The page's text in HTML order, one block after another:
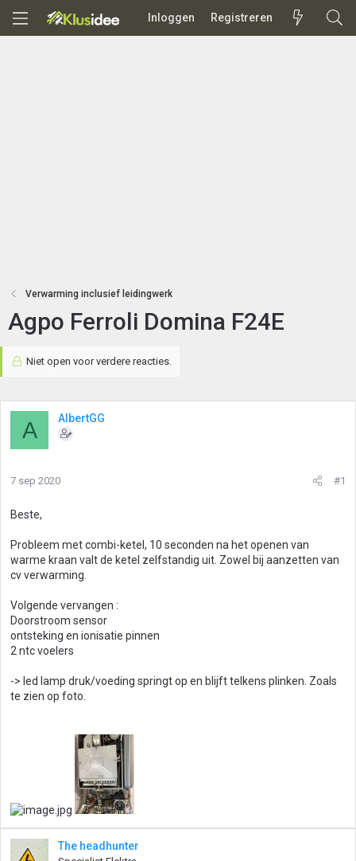
Inloggen Registreren
Verwarming inclusief leidingwerk
Agpo Ferroli Domina F24E
Niet open voor verdere reacties.
A AlbertGG
7 sep 2020 #1
Beste,
Probleem met combi-ketel, 10 seconden na het openen van
warme kraan valt de ketel zelfstandig uit. Zowel bij aanzetten van
cv verwarming.
Volgende vervangen :
Doorstroom sensor
ontsteking en ionisatie pinnen
2 ntc voelers
-> led lamp druk/voeding springt op en blijft telkens plinken. Zoals
te zien op foto.
The headhunter